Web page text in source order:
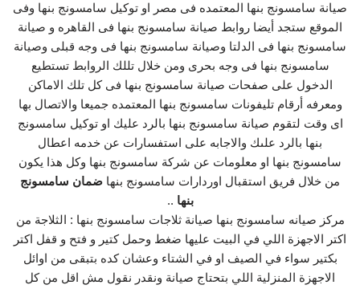
صيانة سامسونج بنها المعتمده فى مصر او توكيل سامسونج بنها وفى
الموقع ستجد أيضا روابط صيانة سامسونج بنها فى القاهره و صيانة
سامسونج بنها فى الدلتا وصيانة سامسونج بنها فى وجه قبلى وصيانة
سامسونج بنها فى وجه بحرى ومن خلال تللك الروابط تستطيع
الدخول على صفحات صيانة سامسونج بنها فى كل تلك الاماكن
ومعرفه أرقام تليفونات سامسونج بنها المعتمده جميعا والاتصال بها
اى وقت لتقوم صيانة سامسونج بنها بالرد عليك او توكيل سامسونج
بنها بالرد علىك والاجابه على استفسارات عن خدمه اعطال
سامسونج بنها او معلومات عن شركة سامسونج بنها وكل هذا يكون
من خلال فريق استقبال اوردارات سامسونج بنها ضمان سامسونج
بنها ..
مركز صيانه سامسونج بنها صيانة ثلاجات سامسونج بنها : الثلاجة من
اكتر الاجهزة اللي في البيت عليها ضغط وحمل كتير و فتح و قفل اكتر
بكتير سواء في الصيف او في الشتاء وعشان كده بتبقى من اوائل
الاجهزة المنزلية اللي بتحتاج صيانة ونقدر نقول مش اقل من كل